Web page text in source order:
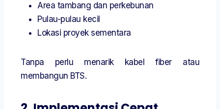
Area tambang dan perkebunan
Pulau-pulau kecil
Lokasi proyek sementara
Tanpa perlu menarik kabel fiber atau
membangun BTS.